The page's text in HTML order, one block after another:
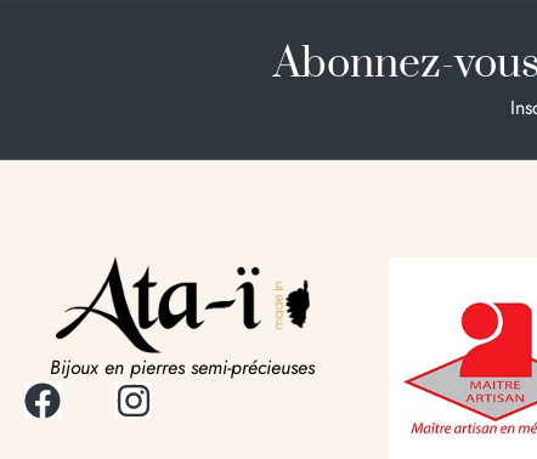
Abonnez-
Bijoux en pierres semi-précieuses